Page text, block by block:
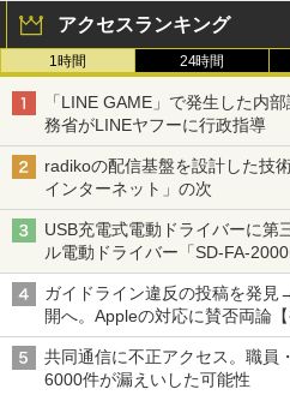
アクセスランキング
1時間 24時間
「LINE GAME」で発生した内
務省がLINEヤフーに行政指導
radikoの配信基盤を設計した技
インターネット」の次
USB充電式電動ドライバーに
ル電動ドライバー「SD-FA-
クと比較してみた 【テレワー
回】
ガイドライン違反の投稿を発
開へ。Appleの対応に賛否両論【
共同通信に不正アクセス。職員
6000件が漏えいした可能性